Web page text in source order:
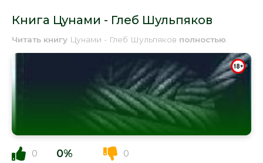
Книга Цунами - Глеб Шульпяков
Читать книгу Цунами - Глеб Шульпяков полностью
0 0% 0